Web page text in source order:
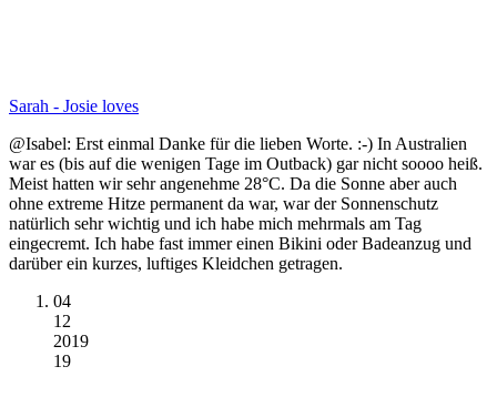
Sarah - Josie loves
@Isabel: Erst einmal Danke für die lieben Worte. :-) In Australien
war es (bis auf die wenigen Tage im Outback) gar nicht soooo heiß.
Meist hatten wir sehr angenehme 28°C. Da die Sonne aber auch
ohne extreme Hitze permanent da war, war der Sonnenschutz
natürlich sehr wichtig und ich habe mich mehrmals am Tag
eingecremt. Ich habe fast immer einen Bikini oder Badeanzug und
darüber ein kurzes, luftiges Kleidchen getragen.
04
12
2019
19